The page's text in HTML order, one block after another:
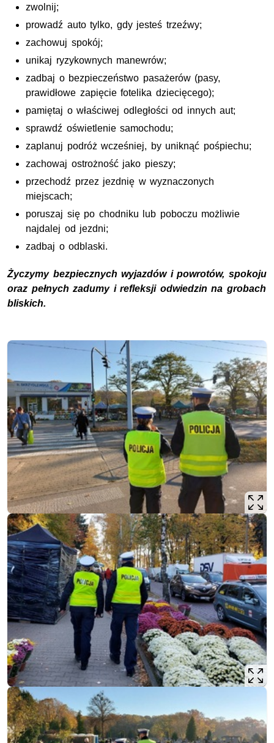
zwolnij;
prowadź auto tylko, gdy jesteś trzeźwy;
zachowuj spokój;
unikaj ryzykownych manewrów;
zadbaj o bezpieczeństwo pasażerów (pasy,
prawidłowe zapięcie fotelika dziecięcego);
pamiętaj o właściwej odległości od innych aut;
sprawdź oświetlenie samochodu;
zaplanuj podróż wcześniej, by uniknąć pośpiechu;
zachowaj ostrożność jako pieszy;
przechodź przez jezdnię w wyznaczonych
miejscach;
poruszaj się po chodniku lub poboczu możliwie
najdalej od jezdni;
zadbaj o odblaski.
Życzymy bezpiecznych wyjazdów i powrotów, spokoju
oraz pełnych zadumy i refleksji odwiedzin na grobach
bliskich.